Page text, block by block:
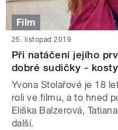
Film
25. listopad 2019
Při natáčení jejího
dobré sudičky -
Yvona Stolařové je 18
roli ve filmu, a to hned
Eliška Balzerová,
další.